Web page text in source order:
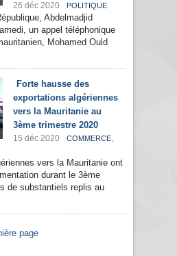
26 déc 2020 POLITIQUE
Abdelmadjid
un appel téléphonique
Mohamed Ould
Forte hausse des
exportations algériennes
vers la Mauritanie au
3ème trimestre 2020
15 déc 2020 COMMERCE,
vers la Mauritanie ont
durant le 3ème
de substantiels replis au
page